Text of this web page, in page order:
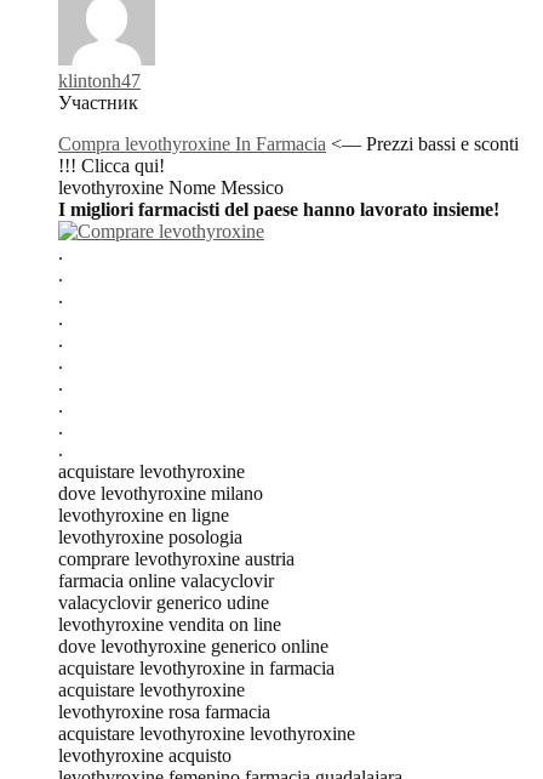
klintonh47
Участник
Compra levothyroxine In Farmacia <— Prezzi bassi e sconti
!!! Clicca qui!
levothyroxine Nome Messico
I migliori farmacisti del paese hanno lavorato insieme!
.
.
.
.
.
.
.
.
.
.
acquistare levothyroxine
dove levothyroxine milano
levothyroxine en ligne
levothyroxine posologia
comprare levothyroxine austria
farmacia online valacyclovir
valacyclovir generico udine
levothyroxine vendita on line
dove levothyroxine generico online
acquistare levothyroxine in farmacia
acquistare levothyroxine
levothyroxine rosa farmacia
acquistare levothyroxine levothyroxine
levothyroxine acquisto